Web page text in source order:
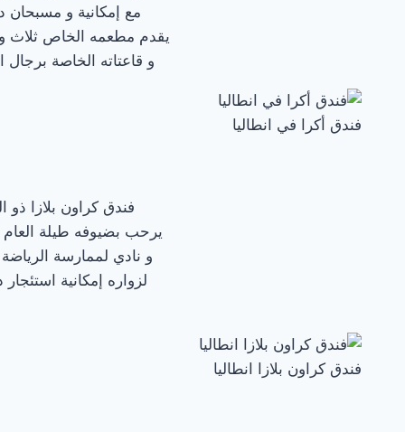
مع إمكانية و مسبحان داخليان مع 4 مسابح خارجية و يوفر كراسي
يقدم مطعمه الخاص ثلاث
و قاعتاته الخاصة
فندق أكرا في انطاليا
فندق كراون بلازا ذو
يرحب بضيوفه طيلة
و نادي لممارسة الرياضة و اللياقة
لزواره إمكانية
فندق كراون بلازا انطاليا